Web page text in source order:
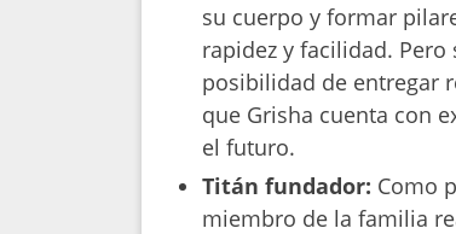
su cuerpo y formar
rapidez y facilidad.
posibilidad de entregar
que Grisha cuenta con
el futuro.
Titán fundador: Como
miembro de la familia